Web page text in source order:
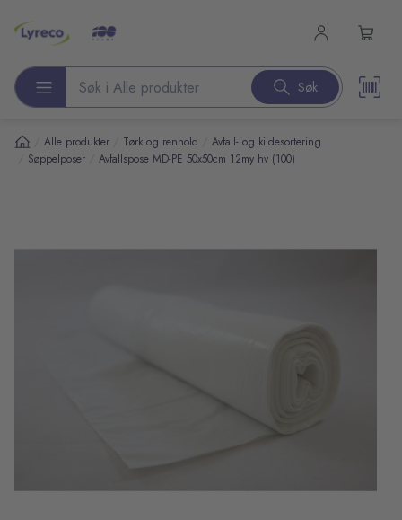
Søk etter produkter Søk
Alle produkter Tørk og renhold Avfall- og kildesortering
Søppelposer Avfallspose MD-PE 50x50cm 12my hv (100)